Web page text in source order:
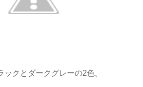
ックとダークグレーの2色。